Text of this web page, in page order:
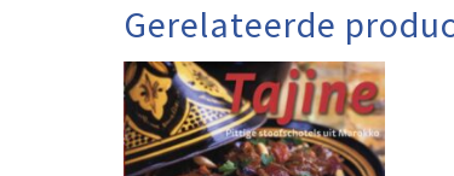
Gerelateerde